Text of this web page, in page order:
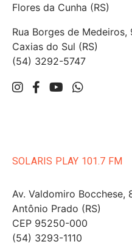
Flores da Cunha (RS)
Rua Borges de Medeiros,
Caxias do Sul (RS)
(54) 3292-5747
SOLARIS PLAY 101.7 FM
Av. Valdomiro Bocchese,
Antônio Prado (RS)
CEP 95250-000
(54) 3293-1110